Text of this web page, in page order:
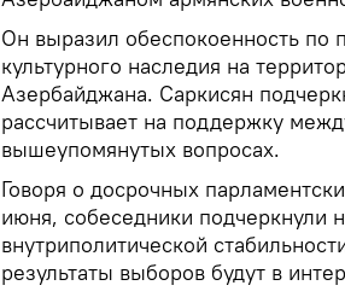
Он выразил обеспокоенность по
культурного наследия на
Азербайджана. Саркисян
рассчитывает на поддержку
вышеупомянутых вопросах.
Говоря о досрочных
июня, собеседники подчеркнули
внутриполитической
результаты выборов будут в